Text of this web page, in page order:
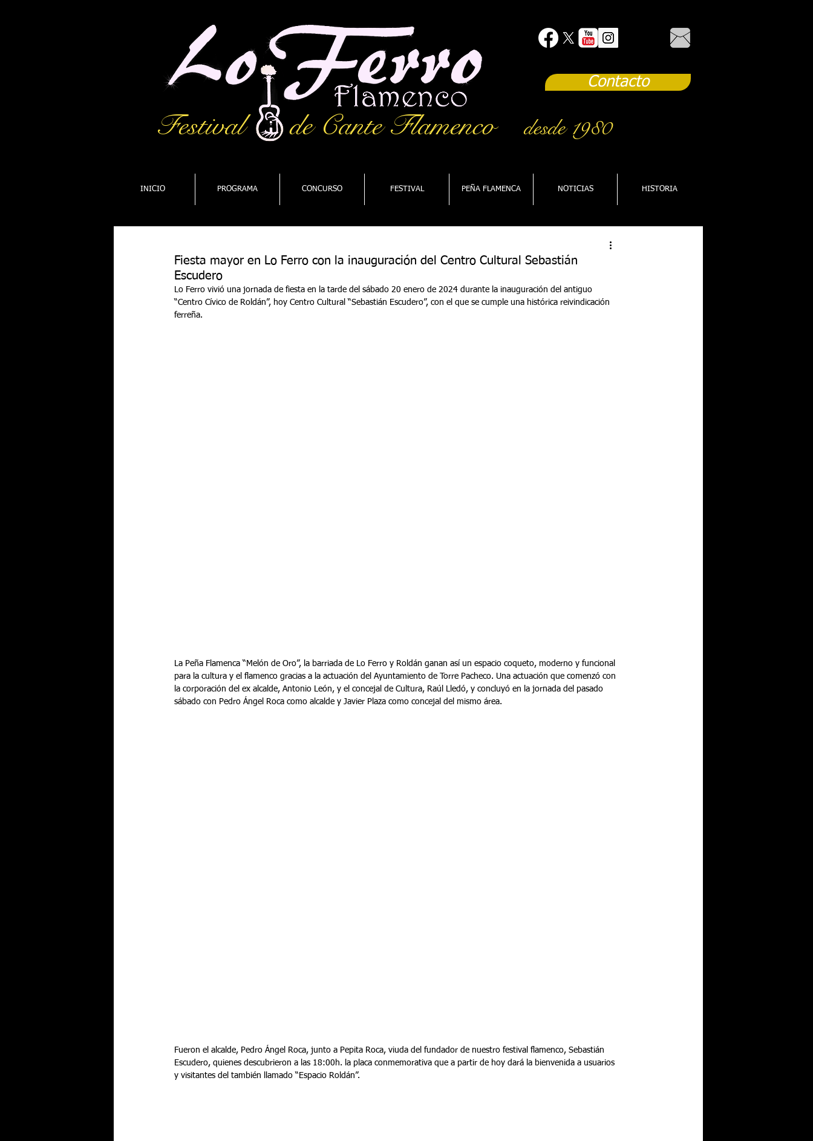
Contacto
Festival de Cante Flamencodesde 1980
INICIO PROGRAMA CONCURSO FESTIVAL PEÑA FLAMENCA NOTICIAS HISTORIA
Fiesta mayor en Lo Ferro con la inauguración del Centro Cultural Sebastián
Escudero
Lo Ferro vivió una jornada de fiesta en la tarde del sábado 20 enero de 2024 durante la inauguración del antiguo
“Centro Cívico de Roldán”, hoy Centro Cultural “Sebastián Escudero”, con el que se cumple una histórica reivindicación
ferreña.
La Peña Flamenca “Melón de Oro”, la barriada de Lo Ferro y Roldán ganan así un espacio coqueto, moderno y funcional
para la cultura y el flamenco gracias a la actuación del Ayuntamiento de Torre Pacheco. Una actuación que comenzó con
la corporación del ex alcalde, Antonio León, y el concejal de Cultura, Raúl Lledó, y concluyó en la jornada del pasado
sábado con Pedro Ángel Roca como alcalde y Javier Plaza como concejal del mismo área.
Fueron el alcalde, Pedro Ángel Roca, junto a Pepita Roca, viuda del fundador de nuestro festival flamenco, Sebastián
Escudero, quienes descubrieron a las 18:00h. la placa conmemorativa que a partir de hoy dará la bienvenida a usuarios
y visitantes del también llamado “Espacio Roldán”.